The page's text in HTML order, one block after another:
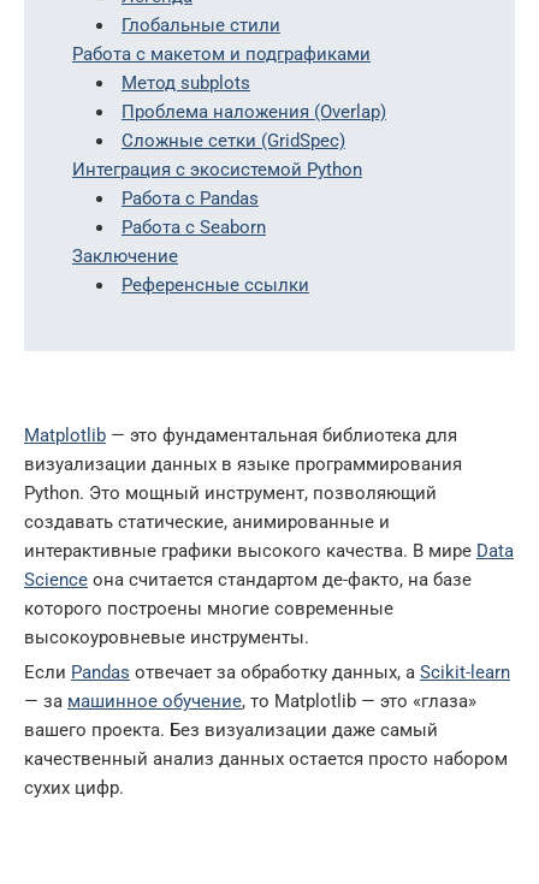
Глобальные стили
Работа с макетом и подграфиками
Метод subplots
Проблема наложения (Overlap)
Сложные сетки (GridSpec)
Интеграция с экосистемой Python
Работа с Pandas
Работа с Seaborn
Заключение
Референсные ссылки
Matplotlib — это фундаментальная библиотека для
визуализации данных в языке программирования
Python. Это мощный инструмент, позволяющий
создавать статические, анимированные и
интерактивные графики высокого качества. В мире Data
Science она считается стандартом де-факто, на базе
которого построены многие современные
высокоуровневые инструменты.
Если Pandas отвечает за обработку данных, а Scikit-learn
— за машинное обучение, то Matplotlib — это «глаза»
вашего проекта. Без визуализации даже самый
качественный анализ данных остается просто набором
сухих цифр.